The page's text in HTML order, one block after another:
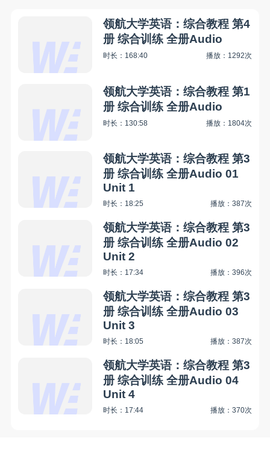
领航大学英语：综合教程 第4
册 综合训练 全册Audio
时长：168:40 播放：1292次
领航大学英语：综合教程 第1
册 综合训练 全册Audio
时长：130:58 播放：1804次
领航大学英语：综合教程 第3
册 综合训练 全册Audio 01
Unit 1
时长：18:25 播放：387次
领航大学英语：综合教程 第3
册 综合训练 全册Audio 02
Unit 2
时长：17:34 播放：396次
领航大学英语：综合教程 第3
册 综合训练 全册Audio 03
Unit 3
时长：18:05 播放：387次
领航大学英语：综合教程 第3
册 综合训练 全册Audio 04
Unit 4
时长：17:44 播放：370次